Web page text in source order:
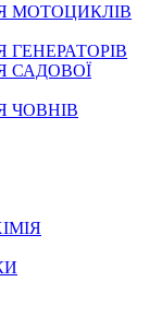
МОТОЦИКЛІВ
САДОВОЇ
ЧОВНІВ